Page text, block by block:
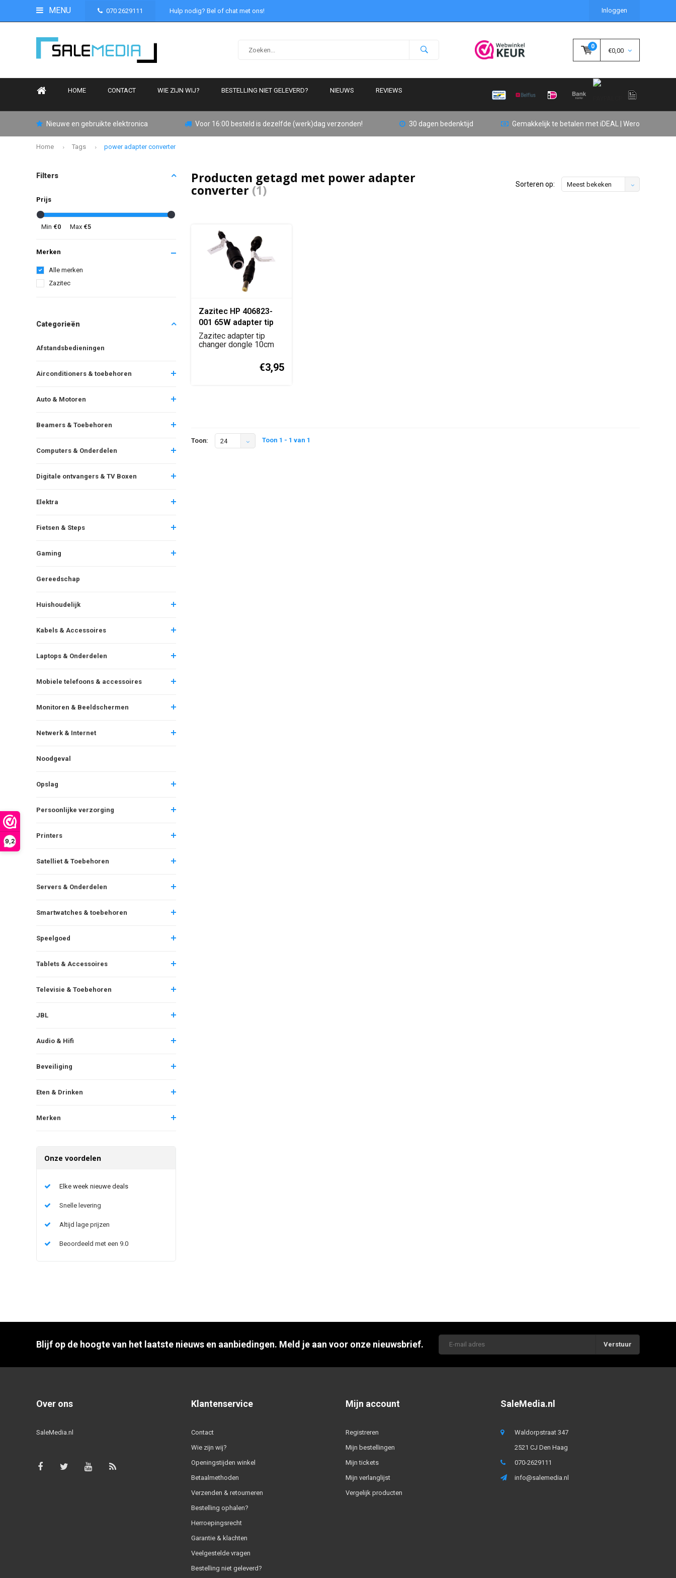
9,2
MENU 070 2629111 Hulp nodig? Bel of chat met ons! Inloggen
0
€0,00
HOME CONTACT WIE ZIJN WIJ? BESTELLING NIET GELEVERD? NIEUWS REVIEWS
Nieuwe en gebruikte elektronica Voor 16:00 besteld is dezelfde (werk)dag verzonden! 30 dagen bedenktijd Gemakkelijk te betalen met iDEAL | Wero
Home Tags power adapter converter
Filters
Prijs
Min €0 Max €5
Merken
Alle merken
Zazitec
Categorieën
Afstandsbedieningen
Airconditioners & toebehoren
Auto & Motoren
Beamers & Toebehoren
Computers & Onderdelen
Digitale ontvangers & TV Boxen
Elektra
Fietsen & Steps
Gaming
Gereedschap
Huishoudelijk
Kabels & Accessoires
Laptops & Onderdelen
Mobiele telefoons & accessoires
Monitoren & Beeldschermen
Netwerk & Internet
Noodgeval
Opslag
Persoonlijke verzorging
Printers
Satelliet & Toebehoren
Servers & Onderdelen
Smartwatches & toebehoren
Speelgoed
Tablets & Accessoires
Televisie & Toebehoren
JBL
Audio & Hifi
Beveiliging
Eten & Drinken
Merken
Onze voordelen
Elke week nieuwe deals
Snelle levering
Altijd lage prijzen
Beoordeeld met een 9.0
Producten getagd met power adapter
converter (1) Sorteren op: Meest bekeken
Zazitec HP 406823-
001 65W adapter tip
changer dongle 10cm
DC conversiekabel
Zazitec adapter tip
changer dongle 10cm
€3,95
Toon: 24 Toon 1 - 1 van 1
Blijf op de hoogte van het laatste nieuws en aanbiedingen. Meld je aan voor onze nieuwsbrief. Verstuur
Over ons
SaleMedia.nl
Klantenservice
Contact
Wie zijn wij?
Openingstijden winkel
Betaalmethoden
Verzenden & retourneren
Bestelling ophalen?
Herroepingsrecht
Garantie & klachten
Veelgestelde vragen
Bestelling niet geleverd?
Mijn account
Registreren
Mijn bestellingen
Mijn tickets
Mijn verlanglijst
Vergelijk producten
SaleMedia.nl
Waldorpstraat 347
2521 CJ Den Haag
070-2629111
info@salemedia.nl